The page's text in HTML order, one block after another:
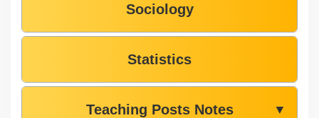
Sociology
Statistics
Teaching Posts Notes ▼